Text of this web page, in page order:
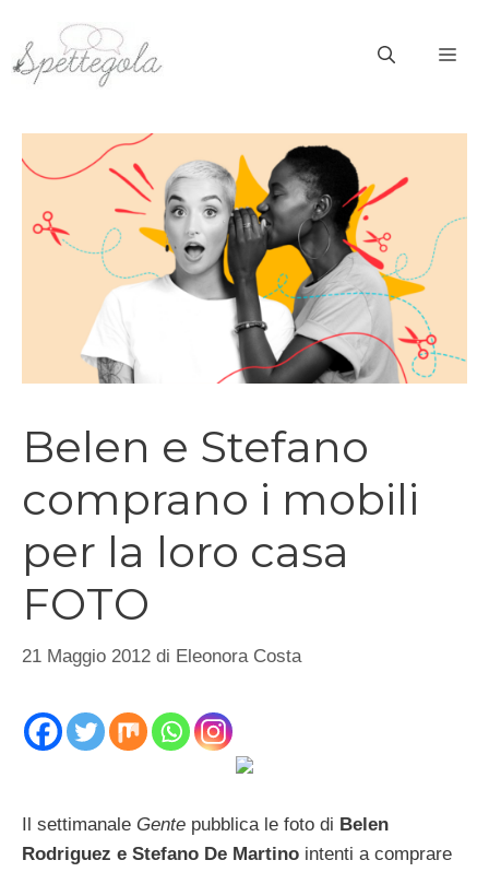
contenuto
Belen e Stefano
comprano i mobili
per la loro casa
FOTO
21 Maggio 2012 di Eleonora Costa
Il settimanale Gente pubblica le foto di Belen
Rodriguez e Stefano De Martino intenti a comprare